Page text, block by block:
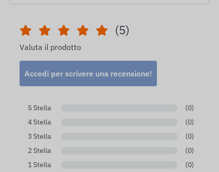
(5)
Valuta il prodotto
Accedi per scrivere una recensione!
5 Stella
(0)
4 Stella
(0)
3 Stella
(0)
2 Stella
(0)
1 Stella
(0)